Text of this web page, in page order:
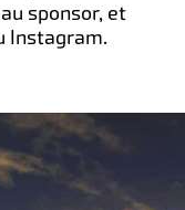
sponsor, et
Instagram.